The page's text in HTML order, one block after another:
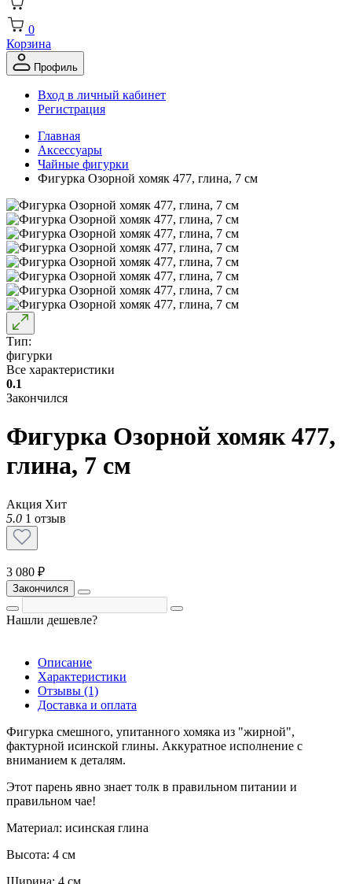
0
Корзина
Профиль
Вход в личный кабинет
Регистрация
Главная
Аксессуары
Чайные фигурки
Фигурка Озорной хомяк 477, глина, 7 см
Тип:
фигурки
Все характеристики
0.1
Закончился
Фигурка Озорной хомяк 477,
глина, 7 см
Акция Хит
5.0 1 отзыв
3 080 ₽
Закончился
Нашли дешевле?
Описание
Характеристики
Отзывы (1)
Доставка и оплата
Фигурка смешного, упитанного хомяка из "жирной",
фактурной исинской глины. Аккуратное исполнение с
вниманием к деталям.
Этот парень явно знает толк в правильном питании и
правильном чае!
Материал: исинская глина
Высота: 4 см
Ширина: 4 см